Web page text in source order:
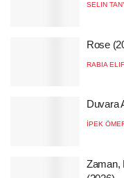
SELIN
Rose
RABIA
Duvara
İPEK
Zaman,